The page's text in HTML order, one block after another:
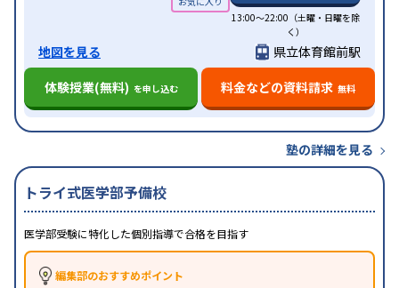
13:00〜22:00（土曜・日曜を除
く）
地図を見る
県立体育館前駅
体験授業(無料) を申し込む 料金などの資料請求 無料
塾の詳細を見る
トライ式医学部予備校
医学部受験に特化した個別指導で合格を目指す
編集部のおすすめポイント